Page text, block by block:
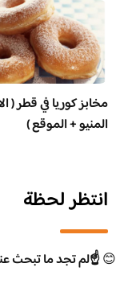
مخابز كوريا في قطر (
المنيو + الموقع )
انتظر لحظة
😊☝️لم تجد ما تبحث